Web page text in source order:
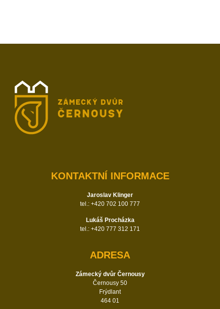
KONTAKTNÍ INFORMACE
Jaroslav Klinger
tel.: +420 702 100 777
Lukáš Procházka
tel.: +420 777 312 171
ADRESA
Zámecký dvůr Černousy
Černousy 50
Frýdlant
464 01